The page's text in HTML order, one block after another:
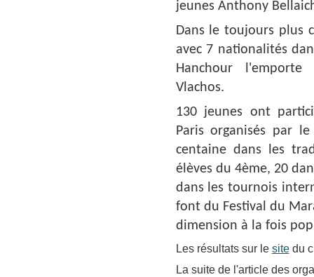
jeunes Anthony
Dans le toujours plus
avec 7 nationalités
Hanchour
Vlachos.
130 jeunes ont
Paris organisés par
centaine dans les
élèves du 4ème, 20
dans les tournois
font du Festival du
dimension à la fois
Les résultats sur le sitedu
La suite de l'article des